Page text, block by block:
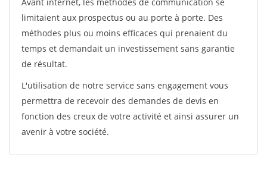
limitaient aux prospectus ou au porte à porte. Des
méthodes plus ou moins efficaces qui prenaient du
temps et demandait un investissement sans garantie
de résultat.
L'utilisation de notre service sans engagement vous
permettra de recevoir des demandes de devis en
fonction des creux de votre activité et ainsi assurer un
avenir à votre société.